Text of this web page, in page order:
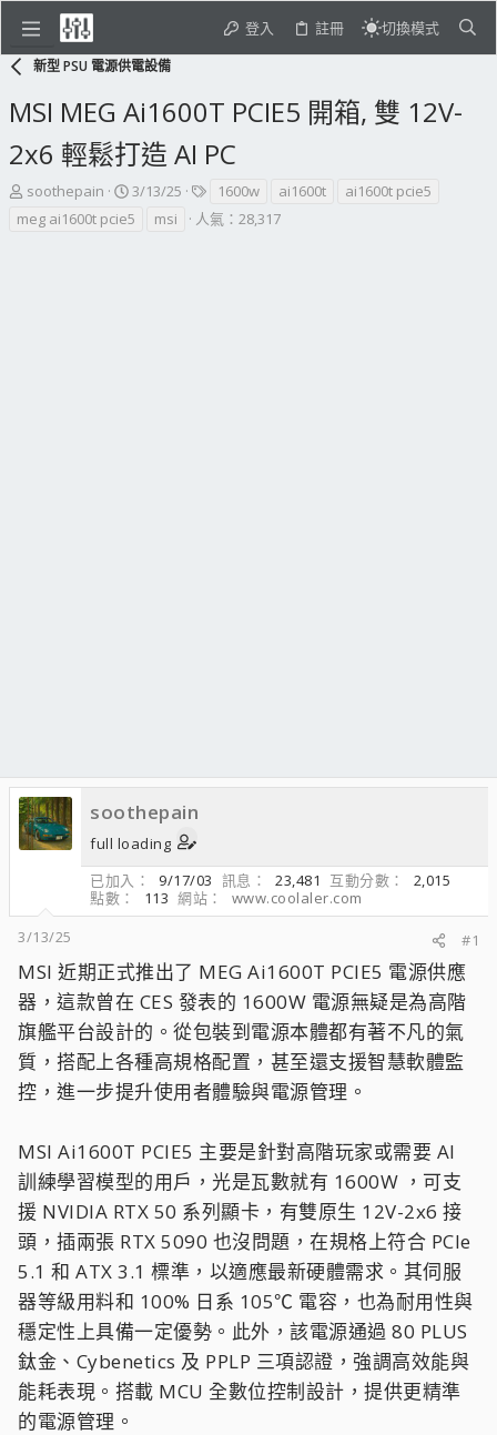
登入 註冊 切換模式
新型 PSU 電源供電設備
MSI MEG Ai1600T PCIE5 開箱, 雙 12V-
2x6 輕鬆打造 AI PC
主
發
soothepain
開
始
3/13/25
標
籤
1600w ai1600t
ai1600t pcie5
meg ai1600t pcie5
msi 人氣：28,317
soothepain
full loading
已加入
9/17/03 訊息 23,481 互動分數
2,015
點數
113 網站
www.coolaler.com
3/13/25
#1
MSI 近期正式推出了 MEG Ai1600T PCIE5 電源供應
器，這款曾在 CES 發表的 1600W 電源無疑是為高階
旗艦平台設計的。從包裝到電源本體都有著不凡的氣
質，搭配上各種高規格配置，甚至還支援智慧軟體監
控，進一步提升使用者體驗與電源管理。
MSI Ai1600T PCIE5 主要是針對高階玩家或需要 AI
訓練學習模型的用戶，光是瓦數就有 1600W ，可支
援 NVIDIA RTX 50 系列顯卡，有雙原生 12V-2x6 接
頭，插兩張 RTX 5090 也沒問題，在規格上符合 PCIe
5.1 和 ATX 3.1 標準，以適應最新硬體需求。其伺服
器等級用料和 100% 日系 105℃ 電容，也為耐用性與
穩定性上具備一定優勢。此外，該電源通過 80 PLUS
鈦金、Cybenetics 及 PPLP 三項認證，強調高效能與
能耗表現。搭載 MCU 全數位控制設計，提供更精準
的電源管理。